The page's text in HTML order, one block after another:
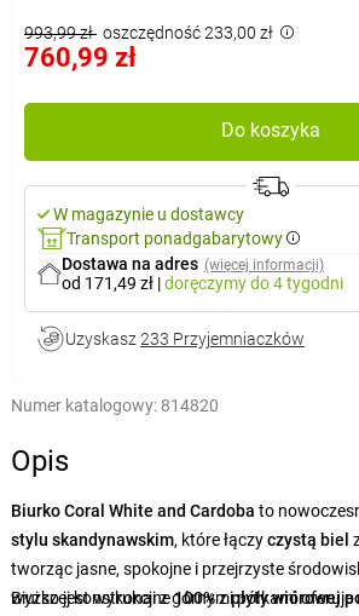
993,99 zł oszczędność 233,00 zł
760,99 zł
Do koszyka
W magazynie u dostawcy
Transport ponadgabarytowy
Dostawa na adres (więcej informacji)
od 171,49 zł |doręczymydo 4 tygodni
Uzyskasz 233 Przyjemniaczków
Numer katalogowy: 814820
Opis
Biurko Coral White and Cardoba to
stylu skandynawskim, które łączyczystą biel
tworząc jasne, spokojne i przejrzyste
wyższej konstrukcji z górnymi półkami
Biurko jest wykonane100%zpłyty wiórowej